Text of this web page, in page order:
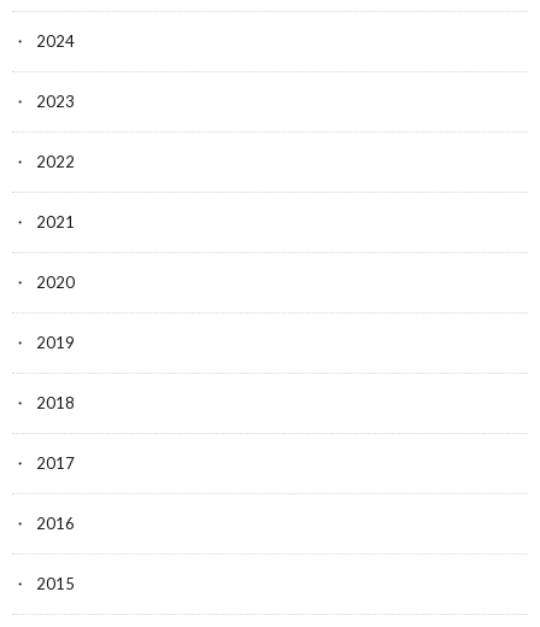
2024
2023
2022
2021
2020
2019
2018
2017
2016
2015